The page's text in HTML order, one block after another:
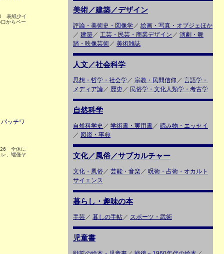
表紙少イ
からペー
ッチワ
全体に
、端僅ヤ
美術／建築／デザイン
評論・美術史・図像学／ 絵画・写真・オブジェほか
／ 建築／ 工芸・民芸・商業デザイン ／ 演劇・舞
踏・映像芸術／ 美術雑誌
人文／社会科学
思想・哲学・社会学／ 宗教・民間信仰 ／ 言語学・
メディア論／ 歴史 ／ 民俗学・文化人類学・考古学
自然科学
自然科学史 ／ 学術書・実用書／ 読み物・エッセイ
／ 図鑑・事典
文化／風俗／サブカルチャー
文化・風俗／ 芸能・音楽 ／ 呪術・占術・オカルト
サイエンス
暮らし・趣味の本
手芸／ 暮しの手帖／ スポーツ・武術
児童書